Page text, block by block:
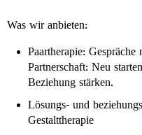
Was wir anbieten:
Paartherapie:
Partnerschaft: Neu
Beziehung stärken.
Lösungs- und
Gestalttherapie